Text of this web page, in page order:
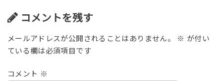
コメントを残す
メールアドレスが公開されることはありません。 ※ が付い
ている欄は必須項目です
コメント ※